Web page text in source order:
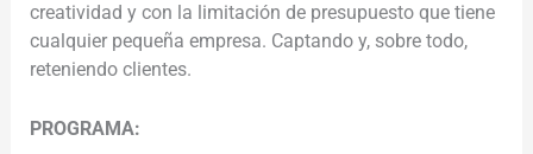
creatividad y con la limitación de presupuesto que tiene
cualquier pequeña empresa. Captando y, sobre todo,
reteniendo clientes.
PROGRAMA: